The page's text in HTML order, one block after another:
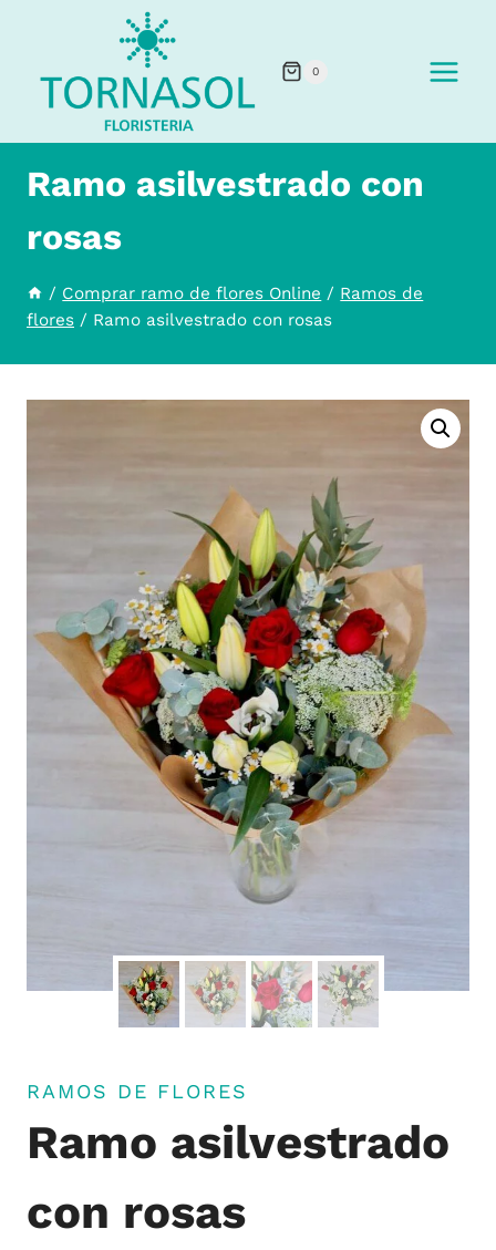
contenido
0
Ramo asilvestrado con
rosas
/ Comprar ramo de flores Online / Ramos de
flores / Ramo asilvestrado con rosas
RAMOS DE FLORES
Ramo asilvestrado
con rosas